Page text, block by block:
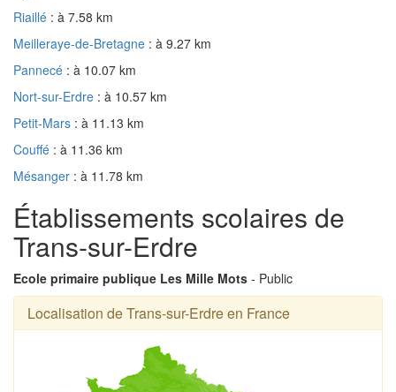
Riaillé : à 7.58 km
Meilleraye-de-Bretagne : à 9.27 km
Pannecé : à 10.07 km
Nort-sur-Erdre : à 10.57 km
Petit-Mars : à 11.13 km
Couffé : à 11.36 km
Mésanger : à 11.78 km
Établissements scolaires de
Trans-sur-Erdre
Ecole primaire publique Les Mille Mots - Public
Localisation de Trans-sur-Erdre en France